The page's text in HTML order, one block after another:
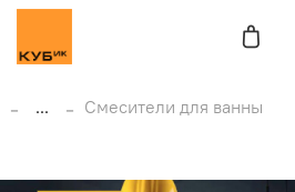
... Смесители для ванны